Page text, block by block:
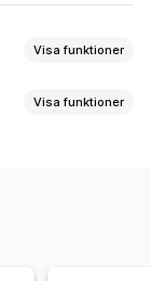
Visa funktioner
Visa funktioner